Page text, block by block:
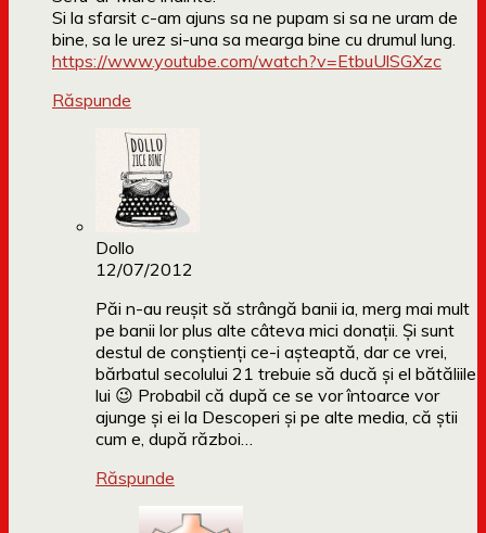
Si la sfarsit c-am ajuns sa ne pupam si sa ne uram de
bine, sa le urez si-una sa mearga bine cu drumul lung.
https://www.youtube.com/watch?v=EtbuUlSGXzc
Răspunde
Dollo
12/07/2012
Păi n-au reușit să strângă banii ia, merg mai mult
pe banii lor plus alte câteva mici donații. Și sunt
destul de conștienți ce-i așteaptă, dar ce vrei,
bărbatul secolului 21 trebuie să ducă și el bătăliile
lui 😉 Probabil că după ce se vor întoarce vor
ajunge și ei la Descoperi și pe alte media, că știi
cum e, după război…
Răspunde